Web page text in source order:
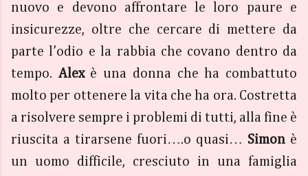
nuovo e devono affrontare le loro paure e
insicurezze, oltre che cercare di mettere da
parte l’odio e la rabbia che covano dentro da
tempo. Alex è una donna che ha combattuto
molto per ottenere la vita che ha ora. Costretta
a risolvere sempre i problemi di tutti, alla fine è
riuscita a tirarsene fuori….o quasi… Simon è
un uomo difficile, cresciuto in una famiglia